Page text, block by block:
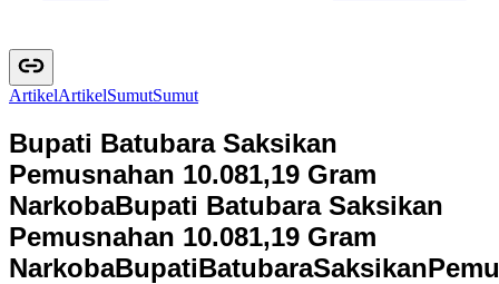
ArtikelArtikelSumutSumut
Bupati Batubara Saksikan
Pemusnahan 10.081,19 Gram
NarkobaBupati Batubara Saksikan
Pemusnahan 10.081,19 Gram
NarkobaBupatiBatubaraSaksikanPemu